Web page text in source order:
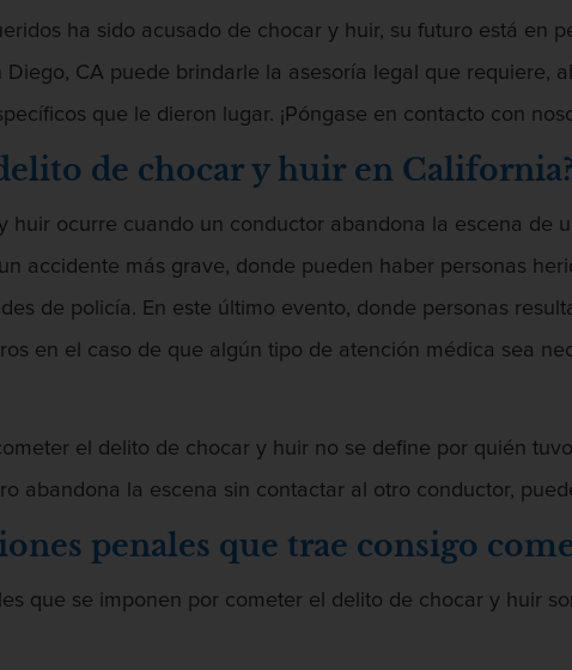
ha sido acusado de chocar y huir, su futuro está en
CA puede brindarle la asesoría legal que requiere,
que le dieron lugar. ¡Póngase en contacto con
de chocar y huir en California?
huir ocurre cuando un conductor abandona la escena de
accidente más grave, donde pueden haber personas
de policía. En este último evento, donde personas
en el caso de que algún tipo de atención médica sea
el delito de chocar y huir no se define por quién
abandona la escena sin contactar al otro conductor,
penales que trae consigo
que se imponen por cometer el delito de chocar y huir